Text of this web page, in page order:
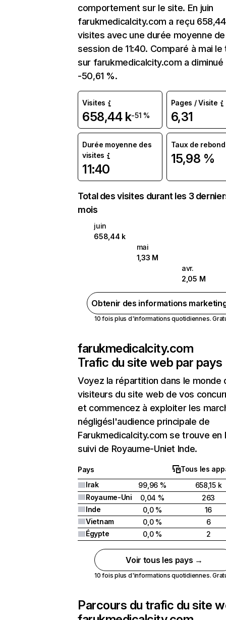
comportement sur le site. En juin
farukmedicalcity.com a reçu
visites avec une durée moyenne
session de 11:40. Comparé à mai
sur farukmedicalcity.com a diminué
-50,61 %.
Visites
658,44 k-51 %
Pages / Visite
6,31
Durée moyenne des
visites
11:40
Taux de rebond
15,98 %
Total des visites durant les 3
mois
juin
658,44 k
mai
1,33 M
avr.
2,05 M
Obtenir des informations
10 fois plus d'informations quotidiennes.
farukmedicalcity.com
Trafic du site web par pays
Voyez la répartition dans le monde
visiteurs du site web de vos
et commencez à exploiter les
négligésl'audience principale de
Farukmedicalcity.com se trouve en
suivi de Royaume-Uniet Inde.
Pays
Tous les
Irak
99,96 %
658,15 k
Royaume-Uni
0,04 %
263
Inde
0,0 %
16
Vietnam
0,0 %
6
Égypte
0,0 % 2
Voir tous les pays →
10 fois plus d'informations quotidiennes.
Parcours du trafic du site